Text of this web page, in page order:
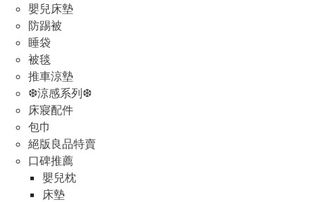
嬰兒床墊
防踢被
睡袋
被毯
推車涼墊
❆涼感系列❆
床寢配件
包巾
絕版良品特賣
口碑推薦
嬰兒枕
床墊